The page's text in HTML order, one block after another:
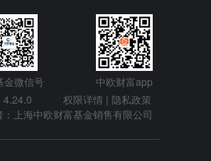
金微信号
4.24.0
权限详情 | 隐私政策
：上海中欧财富基金销售有限公司
中欧财富app